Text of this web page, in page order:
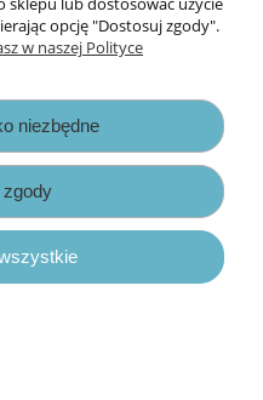
opcję "Dostosuj zgody".
w naszej Polityce
niezbędne